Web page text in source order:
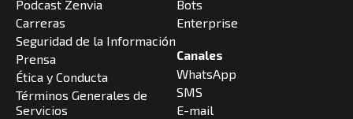
Podcast Zenvia
Carreras
Seguridad de la Información
Prensa
Ética y Conducta
Términos Generales de
Servicios
Bots
Enterprise
Canales
WhatsApp
SMS
E-mail